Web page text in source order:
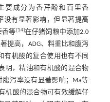
要成分为香芹酚和百里香
没有显著影响，但显著提高
香等[14]在仔猪饲粮中添加2.0
提高，ADG、料重比和腹泻
有机酸的复合使用也有不同
明，精油和有机酸的混合物
腹泻率没有显著影响；Ma等
机酸的混合物可有效缓解仔